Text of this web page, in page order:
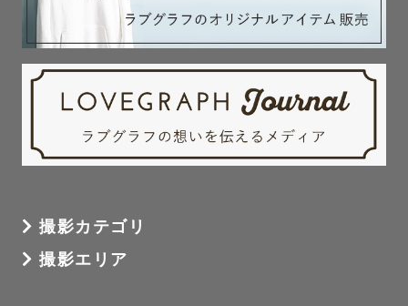
撮影カテゴリ
撮影エリア